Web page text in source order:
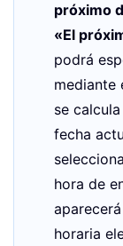
próximo
«El
podrá
mediante
se
fecha
hora de
horaria